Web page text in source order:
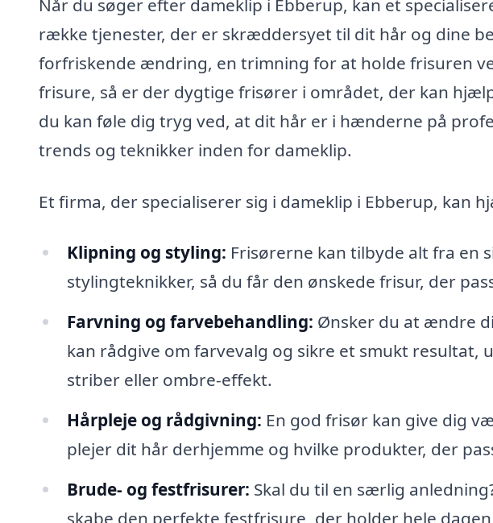
Når du søger efter dameklip i Ebberup, kan et
række tjenester, der er skræddersyet til dit hår og dine
forfriskende ændring, en trimning for at holde frisuren
frisure, så er der dygtige frisører i området, der kan
du kan føle dig tryg ved, at dit hår er i hænderne på
trends og teknikker inden for dameklip.
Et firma, der specialiserer sig i dameklip i Ebberup, kan
Klipning og styling: Frisørerne kan tilbyde alt fra en
stylingteknikker, så du får den ønskede frisur, der
Farvning og farvebehandling: Ønsker du at ændre
kan rådgive om farvevalg og sikre et smukt resultat,
striber eller ombre-effekt.
Hårpleje og rådgivning: En god frisør kan give dig
plejer dit hår derhjemme og hvilke produkter, der
Brude- og festfrisurer: Skal du til en særlig
skabe den perfekte festfrisure, der holder hele